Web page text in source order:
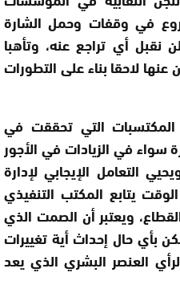
في وقفات وحمل الشارة
نقبل أي تراجع عنه، وتأهبا
لاحقا بناء على التطورات
المكتسبات التي تحققت في
سواء في الزيادات في الأجور
التعامل الإيجابي لإدارة
يتابع المكتب التنفيذي
ويعتبر أن الصمت الذي
بأي حال إحداث أية تغييرات
العنصر البشري الذي يعد